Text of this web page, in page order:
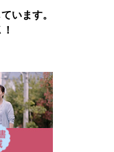
います。